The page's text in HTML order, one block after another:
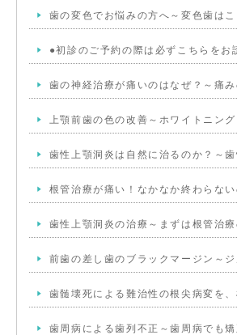
歯の変色でお悩みの方へ～変色歯は
●初診のご予約の際は必ずこちらを
歯の神経治療が痛いのはなぜ？～痛
上顎前歯の色の改善～ホワイトニン
歯性上顎洞炎は自然に治るのか？～
根管治療が痛い！なかなか終わらな
歯性上顎洞炎の治療～まずは根管治
前歯の差し歯のブラックマージン～
歯髄壊死による難治性の根尖病変を
歯周病による歯列不正～歯周病でも